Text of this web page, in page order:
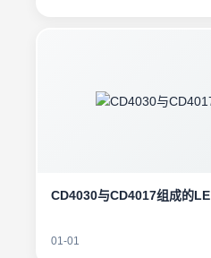
CD4030与CD4017组成的LE
01-01